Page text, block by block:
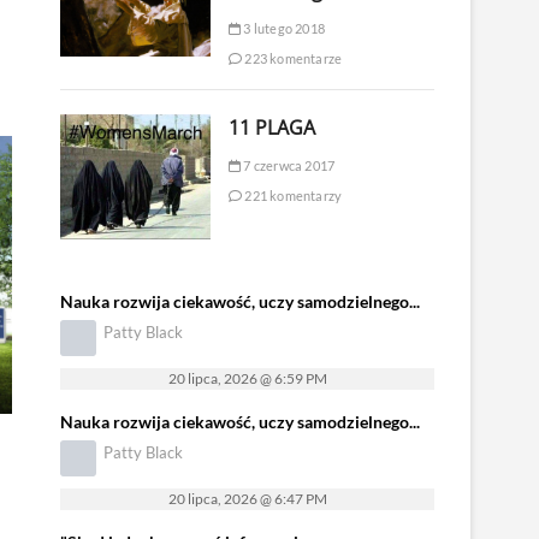
3 lutego 2018
223 komentarze
11 PLAGA
7 czerwca 2017
221 komentarzy
Nauka rozwija ciekawość, uczy samodzielnego...
Patty Black
20 lipca, 2026 @ 6:59 PM
Nauka rozwija ciekawość, uczy samodzielnego...
Patty Black
20 lipca, 2026 @ 6:47 PM